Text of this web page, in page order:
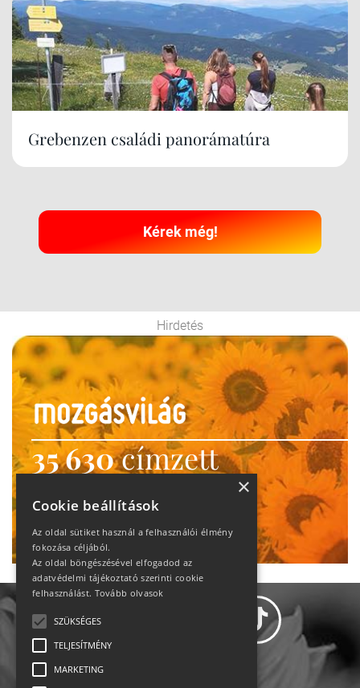
Grebenzen családi panorámatúra
Kérek még!
Hirdetés
35 630címzett
heti motiváció
Ne maradj le!
×
Cookie beállítások
Az oldal sütiket használ a felhasználói élmény
fokozása céljából.
Az oldal böngészésével elfogadod az
adatvédelmi tájékoztató szerinti cookie
felhasználást. Tovább olvasok
SZÜKSÉGES
TELJESÍTMÉNY
MARKETING